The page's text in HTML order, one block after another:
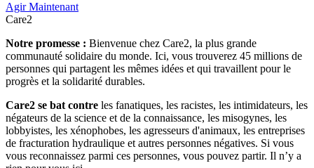
Agir Maintenant
Care2
Notre promesse : Bienvenue chez Care2, la plus grande
communauté solidaire du monde. Ici, vous trouverez 45 millions de
personnes qui partagent les mêmes idées et qui travaillent pour le
progrès et la solidarité durables.
Care2 se bat contre les fanatiques, les racistes, les intimidateurs, les
négateurs de la science et de la connaissance, les misogynes, les
lobbyistes, les xénophobes, les agresseurs d'animaux, les entreprises
de fracturation hydraulique et autres personnes négatives. Si vous
vous reconnaissez parmi ces personnes, vous pouvez partir. Il n’y a